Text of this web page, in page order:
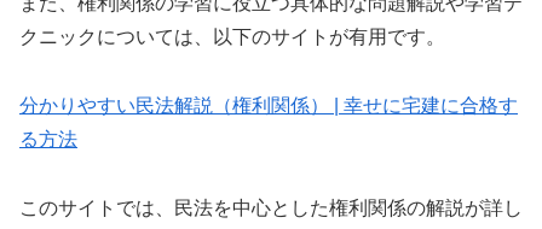
クニックについては、以下のサイトが有用です。
分かりやすい民法解説（権利関係） | 幸せに宅建に合格す
る方法
このサイトでは、民法を中心とした権利関係の解説が詳し